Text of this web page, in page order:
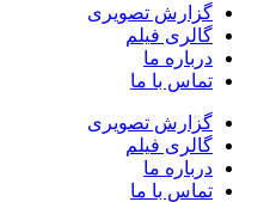
گزارش تصویری
گالری فیلم
درباره ما
تماس با ما
گزارش تصویری
گالری فیلم
درباره ما
تماس با ما